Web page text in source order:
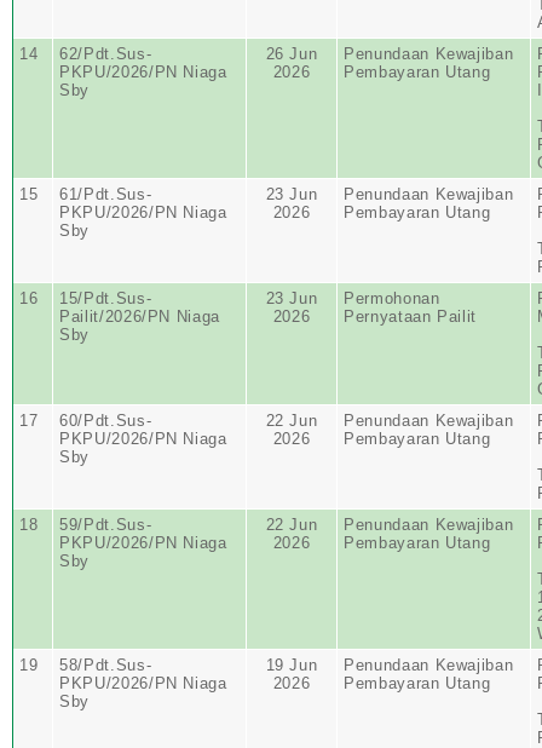
14
62/Pdt.Sus-
PKPU/2026/PN Niaga
Sby
26 Jun
2026
Penundaan Kewajiban
Pembayaran Utang
15
61/Pdt.Sus-
PKPU/2026/PN Niaga
Sby
23 Jun
2026
Penundaan Kewajiban
Pembayaran Utang
16
15/Pdt.Sus-
Pailit/2026/PN Niaga
Sby
23 Jun
2026
Permohonan
Pernyataan Pailit
17
60/Pdt.Sus-
PKPU/2026/PN Niaga
Sby
22 Jun
2026
Penundaan Kewajiban
Pembayaran Utang
18
59/Pdt.Sus-
PKPU/2026/PN Niaga
Sby
22 Jun
2026
Penundaan Kewajiban
Pembayaran Utang
19
58/Pdt.Sus-
PKPU/2026/PN Niaga
Sby
19 Jun
2026
Penundaan Kewajiban
Pembayaran Utang